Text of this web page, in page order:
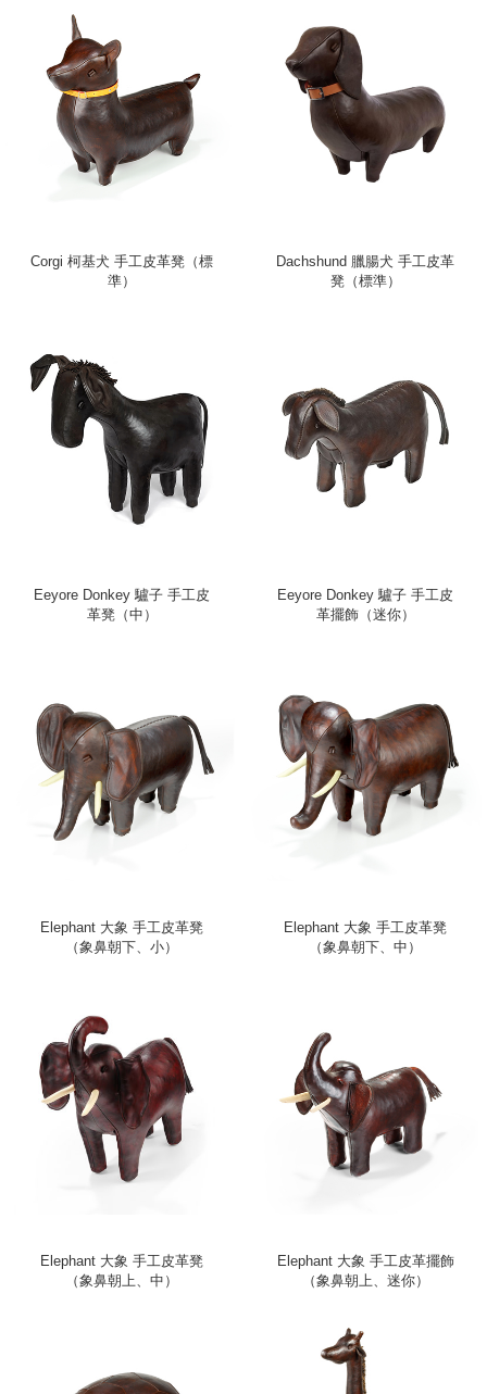
Corgi 柯基犬 手工皮革凳（標
準）
Dachshund 臘腸犬 手工皮革
凳（標準）
Eeyore Donkey 驢子 手工皮
革凳（中）
Eeyore Donkey 驢子 手工皮
革擺飾（迷你）
Elephant 大象 手工皮革凳
（象鼻朝下、小）
Elephant 大象 手工皮革凳
（象鼻朝下、中）
Elephant 大象 手工皮革凳
（象鼻朝上、中）
Elephant 大象 手工皮革擺飾
（象鼻朝上、迷你）